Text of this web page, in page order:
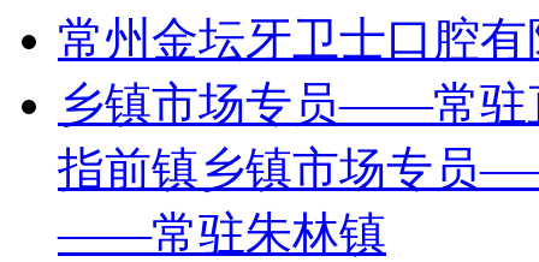
常州金坛牙卫士口腔
乡镇市场专员——常驻
指前镇乡镇市场专员
——常驻朱林镇